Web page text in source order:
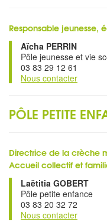
Responsable jeunesse,
Aïcha PERRIN
Pôle jeunesse et vie
03 83 29 12 61
Nous contacter
PÔLE PETITE
Directrice de la crèche
Accueil collectif et
Laëtitia GOBERT
Pôle petite enfance
03 83 20 32 72
Nous contacter